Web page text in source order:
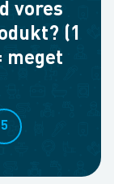
vores
(1
meget
5